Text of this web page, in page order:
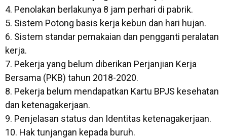
4. Penolakan berlakunya 8 jam perhari di pabrik.
5. Sistem Potong basis kerja kebun dan hari hujan.
6. Sistem standar pemakaian dan pengganti peralatan
kerja.
7. Pekerja yang belum diberikan Perjanjian Kerja
Bersama (PKB) tahun 2018-2020.
8. Pekerja belum mendapatkan Kartu BPJS kesehatan
dan ketenagakerjaan.
9. Penjelasan status dan Identitas ketenagakerjaan.
10. Hak tunjangan kepada buruh.